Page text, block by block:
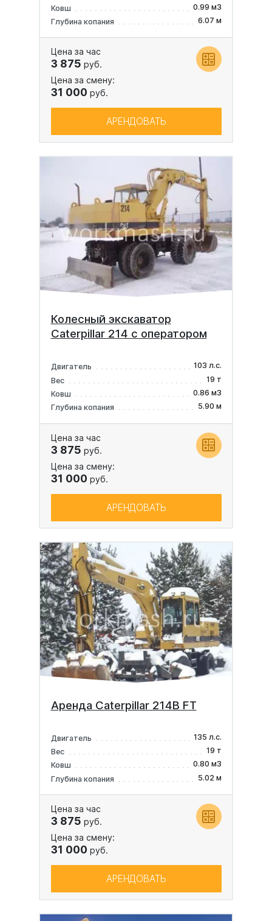
Ковш
0.99 м3
Глубина копания
6.07 м
Цена за час
3 875 руб.
Цена за смену:
31 000 руб.
АРЕНДОВАТЬ
Колесный экскаватор
Caterpillar 214 с оператором
Двигатель
103 л.с.
Вес
19 т
Ковш
0.86 м3
Глубина копания
5.90 м
Цена за час
3 875 руб.
Цена за смену:
31 000 руб.
АРЕНДОВАТЬ
Аренда Caterpillar 214B FT
Двигатель
135 л.с.
Вес
19 т
Ковш
0.80 м3
Глубина копания
5.02 м
Цена за час
3 875 руб.
Цена за смену:
31 000 руб.
АРЕНДОВАТЬ